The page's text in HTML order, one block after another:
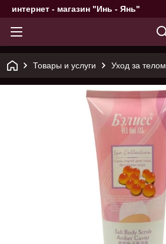
интернет - магазин "Инь - Янь"
Товары и услуги Уход за телом